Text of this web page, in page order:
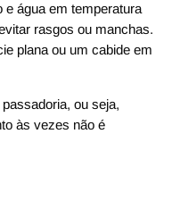
água em temperatura
rasgos ou manchas.
plana ou um cabide em
ou seja,
às vezes não é